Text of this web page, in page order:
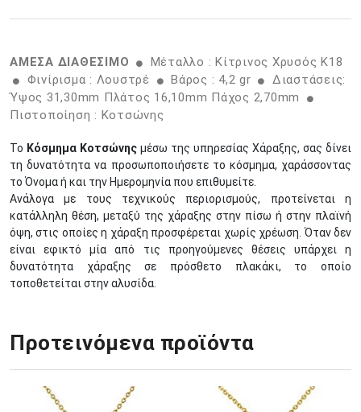
ΑΜΕΣΑ ΔΙΑΘΕΣΙΜΟ
Μέταλλο : Κίτρινος Χρυσός K18
Φινίρισμα : Λουστρέ
Βάρος : 4,2 gr
Διαστάσεις:
Ύψος 31,30mm Πλάτος 16,10mm Πάχος 2,70mm
Πιστοποίηση : Κοτσώνης
Το Κόσμημα Κοτσώνης μέσω της υπηρεσίας Χάραξης, σας δίνει
τη δυνατότητα να προσωποποιήσετε το κόσμημα, χαράσσοντας
το Όνομα ή και την Ημερομηνία που επιθυμείτε.
Ανάλογα με τους τεχνικούς περιορισμούς, προτείνεται η
κατάλληλη θέση, μεταξύ της χάραξης στην πίσω ή στην πλαϊνή
όψη, στις οποίες η χάραξη προσφέρεται χωρίς χρέωση. Όταν δεν
είναι εφικτό μία από τις προηγούμενες θέσεις υπάρχει η
δυνατότητα χάραξης σε πρόσθετο πλακάκι, το οποίο
τοποθετείται στην αλυσίδα.
Προτεινόμενα προϊόντα